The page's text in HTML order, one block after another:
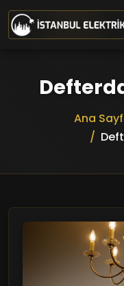
Ana içeriğe geç
Ana